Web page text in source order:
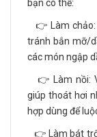
bạn có thể:
👉 Làm chảo:
tránh bắn mỡ/
các món ngập
👉 Làm nồi:
giúp thoát hơi
hợp dùng để
👉 Làm bát